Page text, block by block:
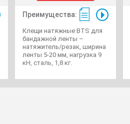
Преимущества:
Клещи натяжные BTS для
бандажной ленты –
натяжитель/резак, ширина
ленты 5-20 мм, нагрузка 9
кН, сталь, 1,8 кг.